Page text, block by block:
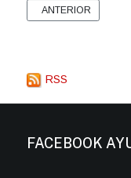
ARTÍCULO
ANTERIOR
RSS
FACEBOOK